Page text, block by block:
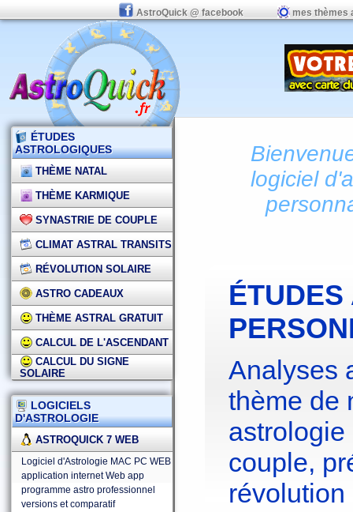
AstroQuick @ facebook mes thèmes
ÉTUDES
ASTROLOGIQUES
THÈME NATAL
THÈME KARMIQUE
SYNASTRIE DE COUPLE
CLIMAT ASTRAL TRANSITS
RÉVOLUTION SOLAIRE
ASTRO CADEAUX
THÈME ASTRAL GRATUIT
CALCUL DE L'ASCENDANT
CALCUL DU SIGNE
SOLAIRE
LOGICIELS
D'ASTROLOGIE
ASTROQUICK 7 WEB
Logiciel d'Astrologie MAC PC WEB
application internet Web app
programme astro professionnel
versions et comparatif
logiciel
Analyses
thème de
couple,